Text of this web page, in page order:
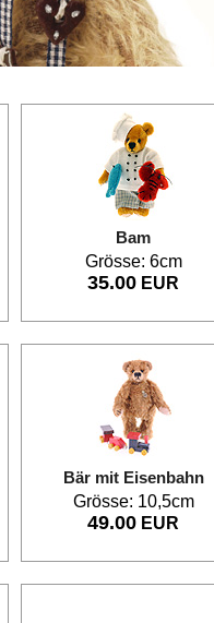
Bam
Grösse: 6cm
35.00 EUR
Bär mit Eisenbahn
Grösse: 10,5cm
49.00 EUR